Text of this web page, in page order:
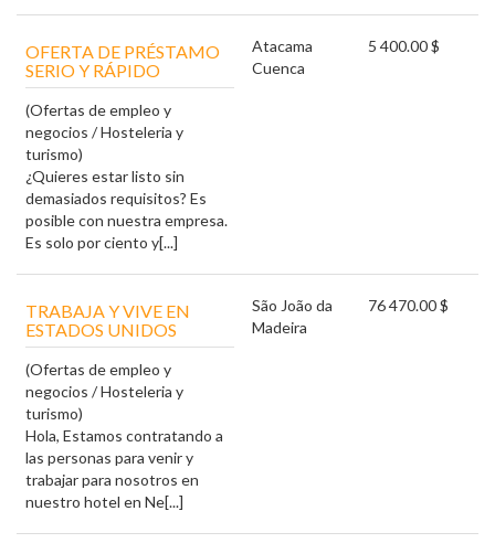
OFERTA DE PRÉSTAMO
SERIO Y RÁPIDO
(Ofertas de empleo y
negocios / Hosteleria y
turismo)
¿Quieres estar listo sin
demasiados requisitos? Es
posible con nuestra empresa.
Es solo por ciento y[...]
Atacama
Cuenca
5 400.00 $
TRABAJA Y VIVE EN
ESTADOS UNIDOS
(Ofertas de empleo y
negocios / Hosteleria y
turismo)
Hola, Estamos contratando a
las personas para venir y
trabajar para nosotros en
nuestro hotel en Ne[...]
São João da
Madeira
76 470.00 $